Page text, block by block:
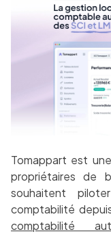
Tomappart est
propriétaires de
souhaitent
comptabilité
comptabilité